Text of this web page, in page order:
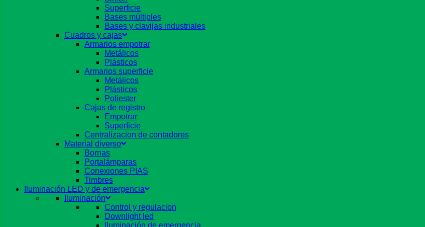
Superficie
Bases múltiples
Bases y clavijas industriales
Cuadros y cajas
Armarios empotrar
Metálicos
Plásticos
Armarios superficie
Metálicos
Plásticos
Poliester
Cajas de registro
Empotrar
Superficie
Centralizacion de contadores
Material diverso
Bornas
Portalámparas
Conexiones PIAS
Timbres
Iluminación LED y de emergencia
Iluminación
Control y regulacion
Downlight led
Iluminación de emergencia